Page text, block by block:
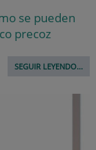
se pueden
precoz
SEGUIR LEYENDO...